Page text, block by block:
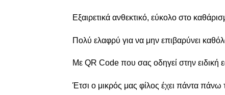
Εξαιρετικά ανθεκτικό, εύκολο στο
Πολύ ελαφρύ για να μην επιβαρύνει
Με QR Code που σας οδηγεί στην ειδική
Έτσι ο μικρός μας φίλος έχει πάντα πάνω